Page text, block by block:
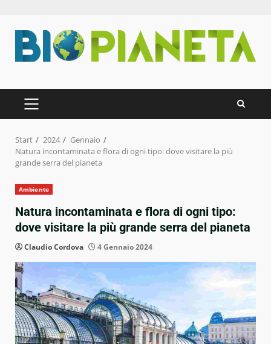
Inhalt
springen
PRIMÄRES
MENÜ
Start 2024
Gennaio
Natura incontaminata e flora di ogni tipo: dove visitare la più
grande serra del pianeta
Ambiente
Natura incontaminata e flora di ogni tipo:
dove visitare la più grande serra del pianeta
Claudio Cordova 4 Gennaio 2024